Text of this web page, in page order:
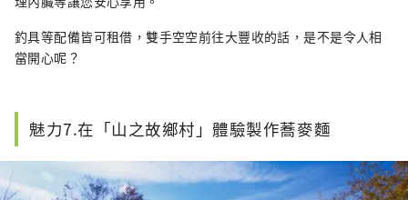
釣具等配備皆可租借，雙手空空前往大豐收的話，是不是令人相
當開心呢？
魅力7.在「山之故鄉村」體驗製作蕎麥麵